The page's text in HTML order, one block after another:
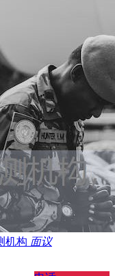
机构 面议